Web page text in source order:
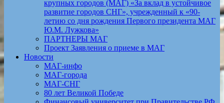
крупных городов (МАГ) «За вклад в устойчивое
развитие городов СНГ», учрежденный к «90-
летию со дня рождения Первого президента МАГ
Ю.М. Лужкова»
ПАРТНЕРЫ МАГ
Проект Заявления о приеме в МАГ
Новости
МАГ-инфо
МАГ-города
МАГ-СНГ
80 лет Великой Победе